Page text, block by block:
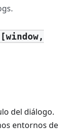
del diálogo.
entornos de